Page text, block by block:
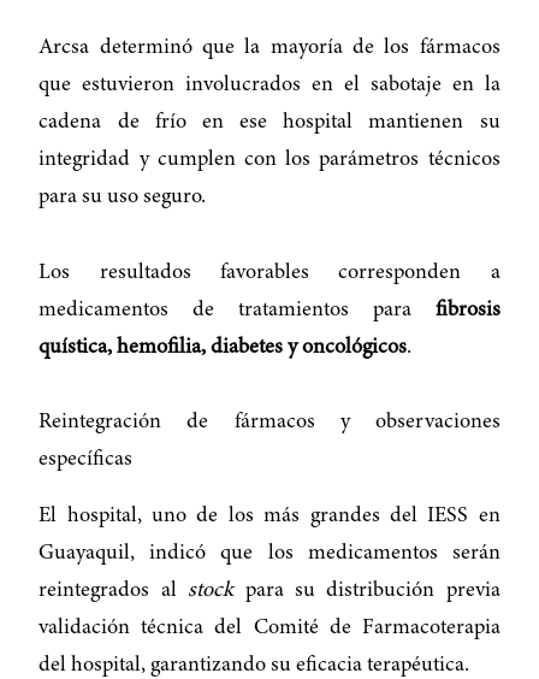
Arcsa determinó que la mayoría de los fármacos
que estuvieron involucrados en el sabotaje en la
cadena de frío en ese hospital mantienen su
integridad y cumplen con los parámetros técnicos
para su uso seguro.
Los resultados favorables corresponden a
medicamentos de tratamientos para fibrosis
quística, hemofilia, diabetes y oncológicos.
Reintegración de fármacos y observaciones
específicas
El hospital, uno de los más grandes del IESS en
Guayaquil, indicó que los medicamentos serán
reintegrados al stock para su distribución previa
validación técnica del Comité de Farmacoterapia
del hospital, garantizando su eficacia terapéutica.